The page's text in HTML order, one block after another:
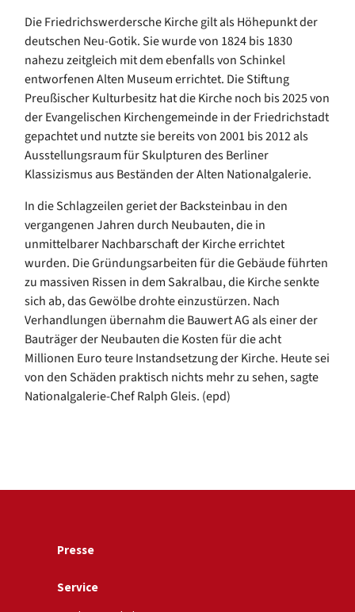
Die Friedrichswerdersche Kirche gilt als Höhepunkt der
deutschen Neu-Gotik. Sie wurde von 1824 bis 1830
nahezu zeitgleich mit dem ebenfalls von Schinkel
entworfenen Alten Museum errichtet. Die Stiftung
Preußischer Kulturbesitz hat die Kirche noch bis 2025 von
der Evangelischen Kirchengemeinde in der Friedrichstadt
gepachtet und nutzte sie bereits von 2001 bis 2012 als
Ausstellungsraum für Skulpturen des Berliner
Klassizismus aus Beständen der Alten Nationalgalerie.
In die Schlagzeilen geriet der Backsteinbau in den
vergangenen Jahren durch Neubauten, die in
unmittelbarer Nachbarschaft der Kirche errichtet
wurden. Die Gründungsarbeiten für die Gebäude führten
zu massiven Rissen in dem Sakralbau, die Kirche senkte
sich ab, das Gewölbe drohte einzustürzen. Nach
Verhandlungen übernahm die Bauwert AG als einer der
Bauträger der Neubauten die Kosten für die acht
Millionen Euro teure Instandsetzung der Kirche. Heute sei
von den Schäden praktisch nichts mehr zu sehen, sagte
Nationalgalerie-Chef Ralph Gleis. (epd)
Presse
Service